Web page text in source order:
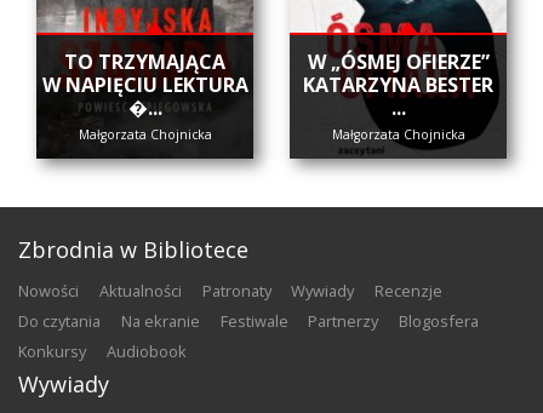
​TO TRZYMAJĄCA
W NAPIĘCIU LEKTURA
�...
Małgorzata Chojnicka
W „ÓSMEJ OFIERZE”
KATARZYNA BESTER
...
Małgorzata Chojnicka
Zbrodnia w Bibliotece
nowości aktualności patronaty wywiady
recenzje
do czytania
na ekranie festiwale partnerzy
blogosfera
konkursy
audiobook
Wywiady